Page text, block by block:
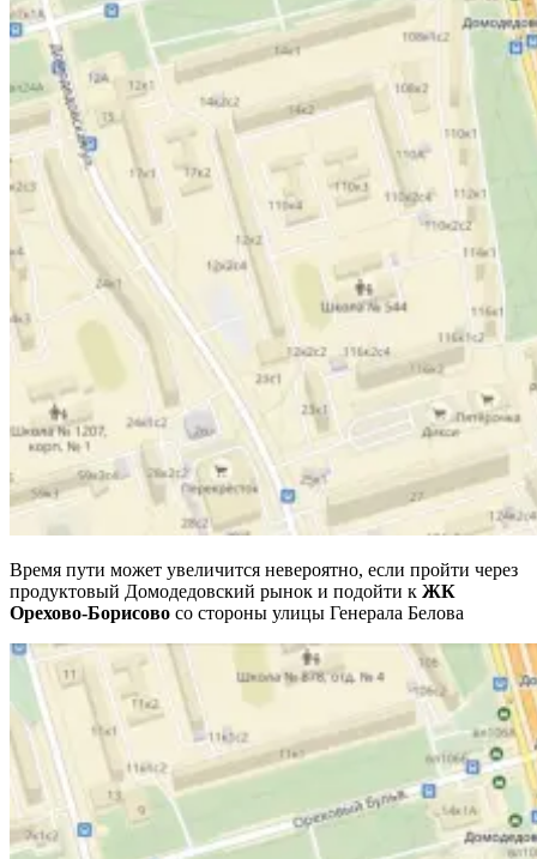
Время пути может увеличится невероятно, если пройти через
продуктовый Домодедовский рынок и подойти к ЖК
Орехово-Борисово со стороны улицы Генерала Белова